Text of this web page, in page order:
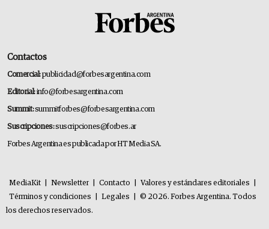
Contactos
Comercial:publicidad@forbesargentina.com
Editorial:info@forbesargentina.com
Summit:summitforbes@forbesargentina.com
Suscripciones:suscripciones@forbes.ar
Forbes Argentina es publicada por HT Media SA.
MediaKit Newsletter Contacto Valores y estándares editoriales
Términos y condiciones
Legales
© 2026. Forbes Argentina. Todos
los derechos reservados.